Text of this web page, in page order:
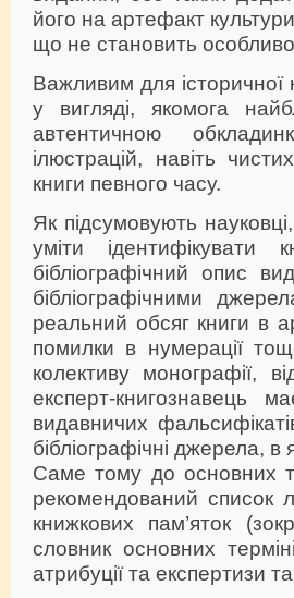
його на артефакт
що не становить
Важливим для історичної
у вигляді, якомога
автентичною
ілюстрацій, навіть
книги певного часу.
Як підсумовують
уміти
бібліографічний опис
бібліографічними
реальний обсяг книги в
помилки в нумерації
колективу монографії,
експерт-книгознавець
видавничих
бібліографічні джерела,
Саме тому до основних
рекомендований список
книжкових пам’яток
словник основних
атрибуції та експертизи